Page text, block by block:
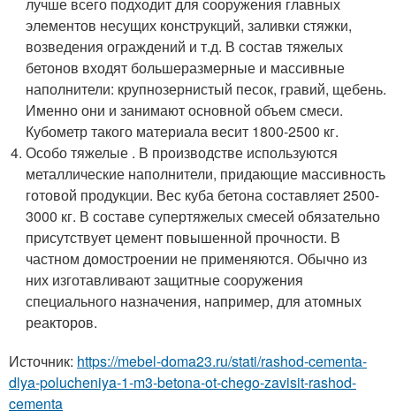
элементов несущих конструкций, заливки стяжки,
возведения ограждений и т.д. В состав тяжелых
бетонов входят большеразмерные и массивные
наполнители: крупнозернистый песок, гравий, щебень.
Именно они и занимают основной объем смеси.
Кубометр такого материала весит 1800-2500 кг.
Особо тяжелые . В производстве используются
металлические наполнители, придающие массивность
готовой продукции. Вес куба бетона составляет 2500-
3000 кг. В составе супертяжелых смесей обязательно
присутствует цемент повышенной прочности. В
частном домостроении не применяются. Обычно из
них изготавливают защитные сооружения
специального назначения, например, для атомных
реакторов.
Источник: https://mebel-doma23.ru/stati/rashod-cementa-
dlya-polucheniya-1-m3-betona-ot-chego-zavisit-rashod-
cementa